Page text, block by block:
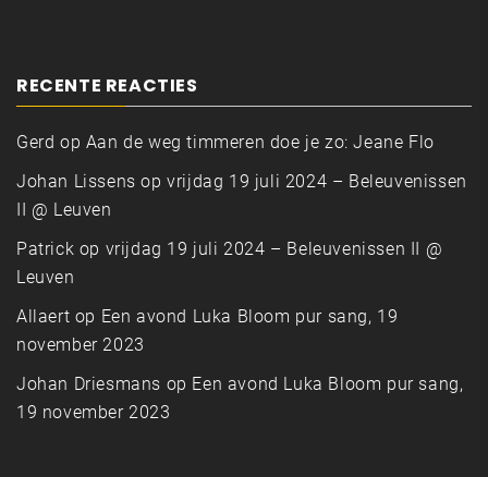
RECENTE REACTIES
Gerd op Aan de weg timmeren doe je zo: Jeane Flo
Johan Lissens opvrijdag 19 juli 2024 – Beleuvenissen
II @ Leuven
Patrick op vrijdag 19 juli 2024 – Beleuvenissen II @
Leuven
Allaert op Een avond Luka Bloom pur sang, 19
november 2023
Johan Driesmans op Een avond Luka Bloom pur sang,
19 november 2023